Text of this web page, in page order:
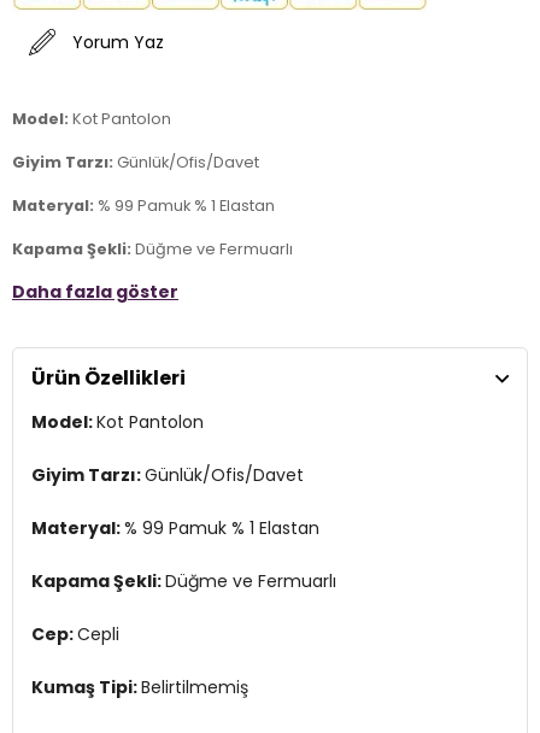
Yorum Yaz
Model: Kot Pantolon
Giyim Tarzı: Günlük/Ofis/Davet
Materyal: % 99 Pamuk % 1 Elastan
Kapama Şekli: Düğme ve Fermuarlı
Cep:Cepli
Bel:Normal Bel
Boy:Standart
Paça Tipi:Daralan Paça
Menşei:
Türkiye
Daha fazla göster
Ürün Özellikleri
Model:Kot Pantolon
Giyim Tarzı:Günlük/Ofis/Davet
Materyal:% 99 Pamuk % 1 Elastan
Kapama Şekli:Düğme ve Fermuarlı
Cep:Cepli
Kumaş Tipi:Belirtilmemiş